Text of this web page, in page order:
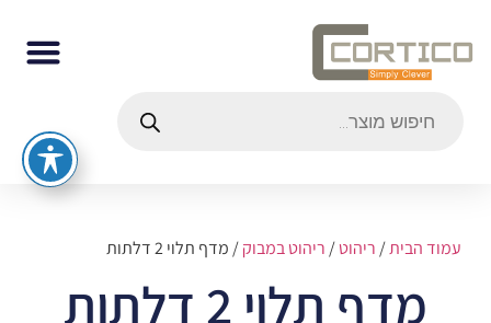
עמוד הבית/ריהוט/ריהוט במבוק/ מדף תלוי 2 דלתות
מדף תלוי 2 דלתות